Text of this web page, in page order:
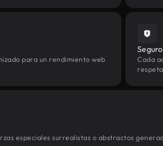
para un rendimiento web
Cada
especiales surrealistas o abstractos